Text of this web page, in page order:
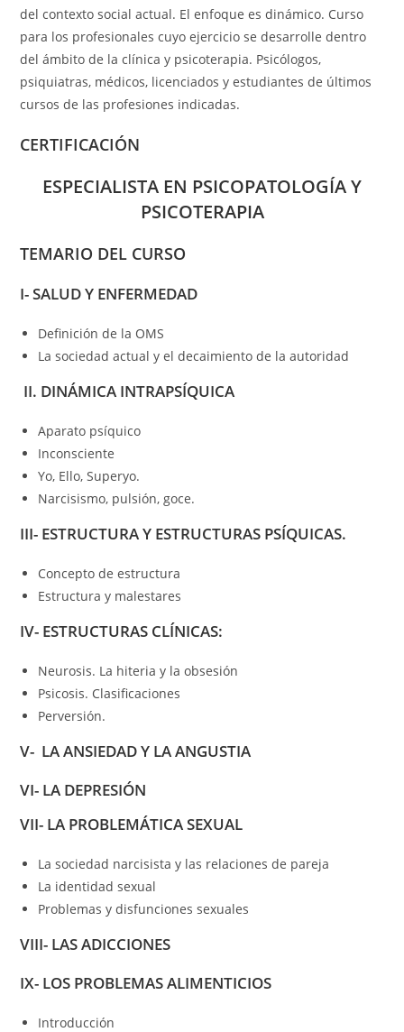
del contexto social actual. El enfoque es dinámico. Curso
para los profesionales cuyo ejercicio se desarrolle dentro
del ámbito de la clínica y psicoterapia. Psicólogos,
psiquiatras, médicos, licenciados y estudiantes de últimos
cursos de las profesiones indicadas.
CERTIFICACIÓN
ESPECIALISTA EN PSICOPATOLOGÍA Y
PSICOTERAPIA
TEMARIO DEL CURSO
I- SALUD Y ENFERMEDAD
Definición de la OMS
La sociedad actual y el decaimiento de la autoridad
II. DINÁMICA INTRAPSÍQUICA
Aparato psíquico
Inconsciente
Yo, Ello, Superyo.
Narcisismo, pulsión, goce.
III- ESTRUCTURA Y ESTRUCTURAS PSÍQUICAS.
Concepto de estructura
Estructura y malestares
IV- ESTRUCTURAS CLÍNICAS:
Neurosis. La hiteria y la obsesión
Psicosis. Clasificaciones
Perversión.
V- LA ANSIEDAD Y LA ANGUSTIA
VI- LA DEPRESIÓN
VII- LA PROBLEMÁTICA SEXUAL
La sociedad narcisista y las relaciones de pareja
La identidad sexual
Problemas y disfunciones sexuales
VIII- LAS ADICCIONES
IX- LOS PROBLEMAS ALIMENTICIOS
Introducción